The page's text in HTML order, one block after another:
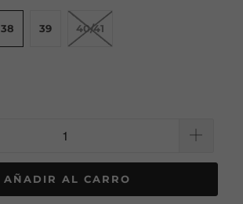
38 39 40/41
AÑADIR AL CARRO